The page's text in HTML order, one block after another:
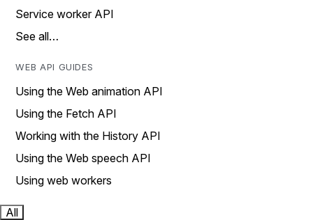
Service worker API
See all…
WEB API GUIDES
Using the Web animation API
Using the Fetch API
Working with the History API
Using the Web speech API
Using web workers
All